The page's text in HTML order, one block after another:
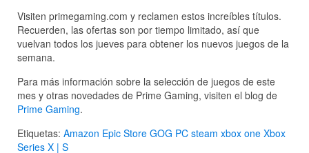
Visiten primegaming.com y reclamen estos increíbles títulos.
Recuerden, las ofertas son por tiempo limitado, así que
vuelvan todos los jueves para obtener los nuevos juegos de la
semana.
Para más información sobre la selección de juegos de este
mes y otras novedades de Prime Gaming, visiten el blog de
Prime Gaming.
Etiquetas: Amazon Epic Store GOG PC steam xbox one Xbox
Series X | S